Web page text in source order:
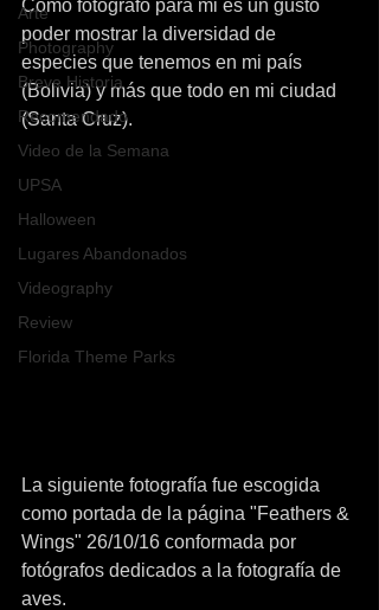
Arte
Photography
Breve Historia
Recomendado
Video de la Semana
UPSA
Halloween
Lugares Abandonados
Videography
Review
Florida Theme Parks
Como fotógrafo para mi es un gusto
poder mostrar la diversidad de
especies que tenemos en mi país
(Bolivia) y más que todo en mi ciudad
(Santa Cruz).
La siguiente fotografía fue escogida
como portada de la página "Feathers &
Wings" 26/10/16 conformada por
fotógrafos dedicados a la fotografía de
aves.